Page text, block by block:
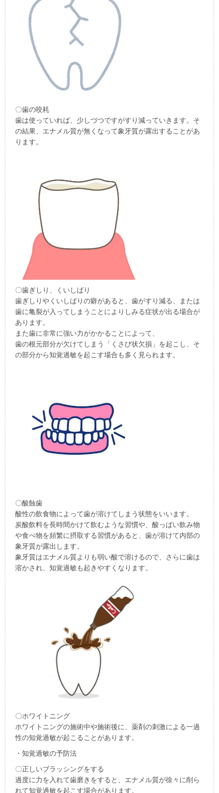
〇歯の咬耗
歯は使っていれば、少しづつですがすり減っていきます。そ
の結果、エナメル質が無くなって象牙質が露出することがあ
ります。
〇歯ぎしり、くいしばり
歯ぎしりやくいしばりの癖があると、歯がすり減る、または
歯に亀裂が入ってしまうことによりしみる症状が出る場合が
あります。
また歯に非常に強い力がかかることによって、
歯の根元部分が欠けてしまう「くさび状欠損」を起こし、そ
の部分から知覚過敏を起こす場合も多く見られます。
〇酸蝕歯
酸性の飲食物によって歯が溶けてしまう状態をいいます。
炭酸飲料を長時間かけて飲むような習慣や、酸っぱい飲み物
や食べ物を頻繁に摂取する習慣があると、歯が溶けて内部の
象牙質が露出します。
象牙質はエナメル質よりも弱い酸で溶けるので、さらに歯は
溶かされ、知覚過敏も起きやすくなります。
〇ホワイトニング
ホワイトニングの施術中や施術後に、薬剤の刺激による一過
性の知覚過敏が起こることがあります。
・知覚過敏の予防法
〇正しいブラッシングをする
過度に力を入れて歯磨きをすると、エナメル質が徐々に削ら
れて知覚過敏を起こす場合があります。